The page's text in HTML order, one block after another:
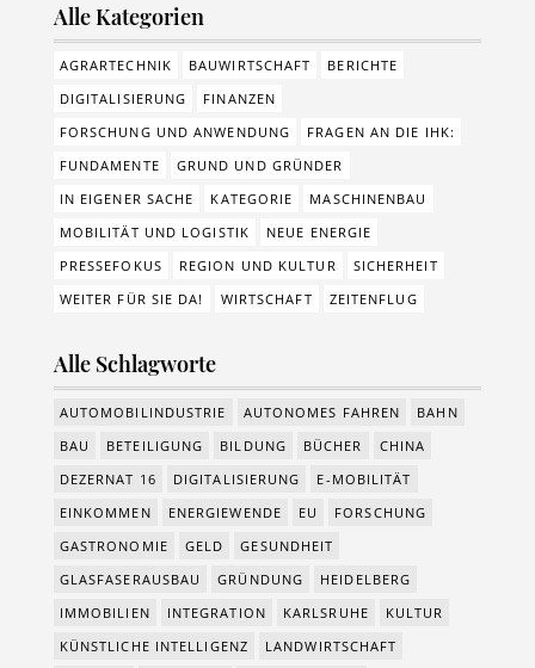
Alle Kategorien
AGRARTECHNIK BAUWIRTSCHAFT
BERICHTE
DIGITALISIERUNG
FINANZEN
FORSCHUNG UND ANWENDUNG
FRAGEN AN DIE IHK:
FUNDAMENTE
GRUND UND GRÜNDER
IN EIGENER SACHE
KATEGORIE
MASCHINENBAU
MOBILITÄT UND LOGISTIK
NEUE ENERGIE
PRESSEFOKUS
REGION UND KULTUR
SICHERHEIT
WEITER FÜR SIE DA!
WIRTSCHAFT ZEITENFLUG
Alle Schlagworte
AUTOMOBILINDUSTRIE AUTONOMES FAHREN
BAHN
BAU
BETEILIGUNG BILDUNG BÜCHER
CHINA
DEZERNAT 16
DIGITALISIERUNG
E-MOBILITÄT
EINKOMMEN
ENERGIEWENDE EU
FORSCHUNG
GASTRONOMIE
GELD
GESUNDHEIT
GLASFASERAUSBAU
GRÜNDUNG
HEIDELBERG
IMMOBILIEN
INTEGRATION KARLSRUHE
KULTUR
KÜNSTLICHE INTELLIGENZ
LANDWIRTSCHAFT